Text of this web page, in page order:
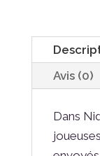
Avis (0)
Dans